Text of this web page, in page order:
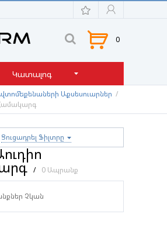
0
Կատալոգ
Աքսեսուարներ /
Ցուցադրել Ֆիլտրը
/ 0 Ապրանք
Չկան